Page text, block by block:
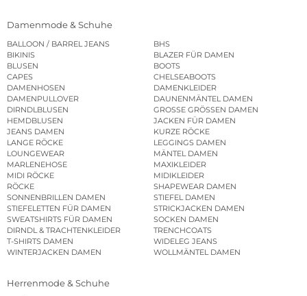
Damenmode & Schuhe
BALLOON / BARREL JEANS
BHS
BIKINIS
BLAZER FÜR DAMEN
BLUSEN
BOOTS
CAPES
CHELSEABOOTS
DAMENHOSEN
DAMENKLEIDER
DAMENPULLOVER
DAUNENMÄNTEL DAMEN
DIRNDLBLUSEN
GROSSE GRÖSSEN DAMEN
HEMDBLUSEN
JACKEN FÜR DAMEN
JEANS DAMEN
KURZE RÖCKE
LANGE RÖCKE
LEGGINGS DAMEN
LOUNGEWEAR
MÄNTEL DAMEN
MARLENEHOSE
MAXIKLEIDER
MIDI RÖCKE
MIDIKLEIDER
RÖCKE
SHAPEWEAR DAMEN
SONNENBRILLEN DAMEN
STIEFEL DAMEN
STIEFELETTEN FÜR DAMEN
STRICKJACKEN DAMEN
SWEATSHIRTS FÜR DAMEN
SOCKEN DAMEN
DIRNDL & TRACHTENKLEIDER
TRENCHCOATS
T-SHIRTS DAMEN
WIDELEG JEANS
WINTERJACKEN DAMEN
WOLLMÄNTEL DAMEN
Herrenmode & Schuhe